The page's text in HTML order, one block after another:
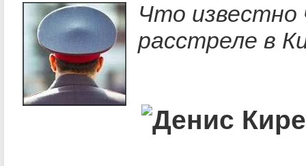
Что известно
расстреле в